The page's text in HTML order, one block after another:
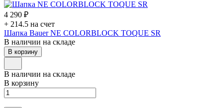
4 290 ₽
+ 214.5 на счет
Шапка Bauer NE COLORBLOCK TOQUE SR
В наличии на складе
В корзину
В наличии на складе
В корзину